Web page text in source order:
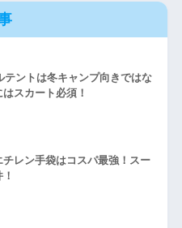
テントは冬キャンプ向きではな
スカート必須！
チレン手袋はコスパ最強！スー